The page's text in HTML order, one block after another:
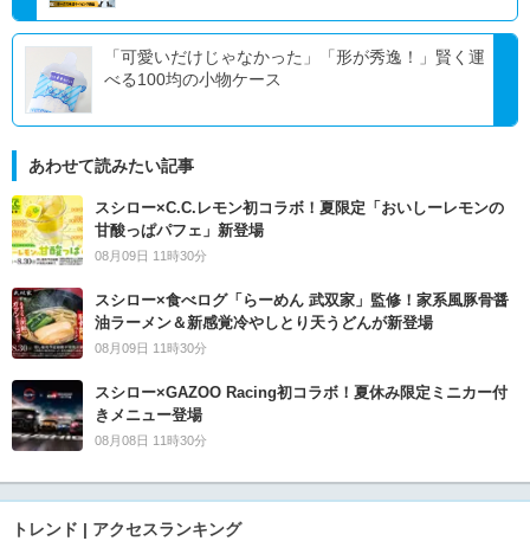
「可愛いだけじゃなかった」「形が秀逸！」賢く運
べる100均の小物ケース
あわせて読みたい記事
スシロー×C.C.レモン初コラボ！夏限定「おいしーレモンの
甘酸っぱパフェ」新登場
08月09日 11時30分
スシロー×食べログ「らーめん 武双家」監修！家系風豚骨醤
油ラーメン＆新感覚冷やしとり天うどんが新登場
08月09日 11時30分
スシロー×GAZOO Racing初コラボ！夏休み限定ミニカー付
きメニュー登場
08月08日 11時30分
トレンド | アクセスランキング